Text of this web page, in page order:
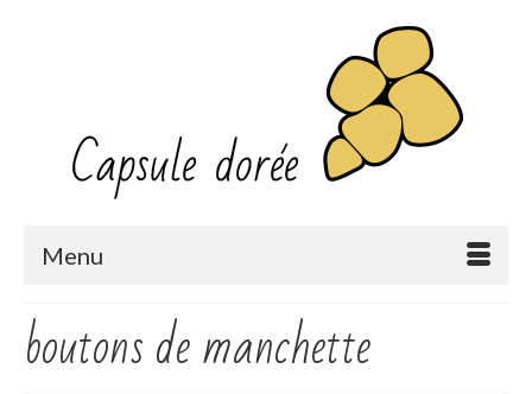
Menu
boutons de manchette